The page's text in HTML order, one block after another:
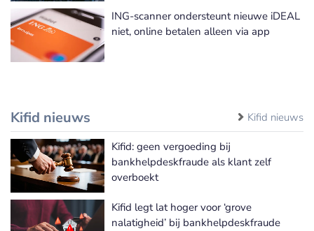
ING-scanner ondersteunt nieuwe iDEAL
niet, online betalen alleen via app
Kifid nieuws Kifid nieuws
Kifid: geen vergoeding bij
bankhelpdeskfraude als klant zelf
overboekt
Kifid legt lat hoger voor ‘grove
nalatigheid’ bij bankhelpdeskfraude